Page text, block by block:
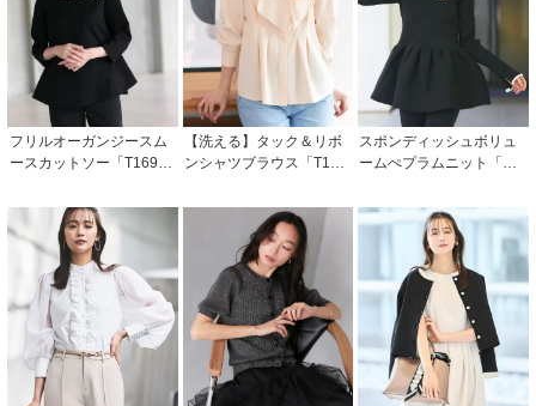
フリルオーガンジースム
ースカットソー「T169
ジネス・オフィスシーン
対応
【洗える】タック＆リボ
ンシャツブラウス「T170
ジネス・オフィスシーン
スポンディッシュボリュ
ームぺプラムニット「CK